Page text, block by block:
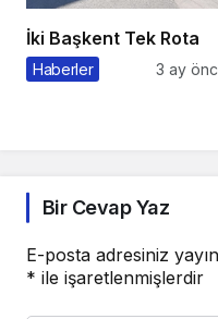
İki Başkent Tek Rota
Haberler 3 ay
Bir Cevap Yaz
E-posta adresiniz
* ile işaretlenmişlerdir